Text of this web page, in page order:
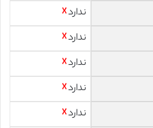
ندارد☓
ندارد☓
ندارد☓
ندارد☓
ندارد☓